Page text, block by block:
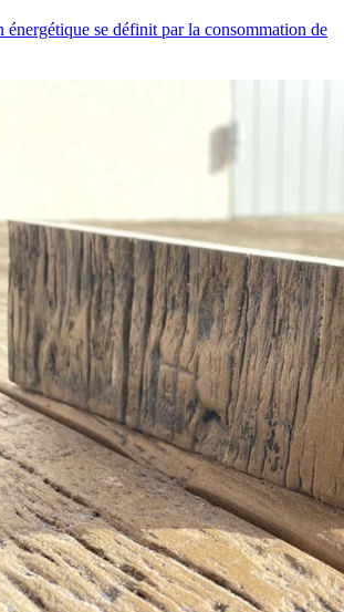
énergétique se définit par la consommation de